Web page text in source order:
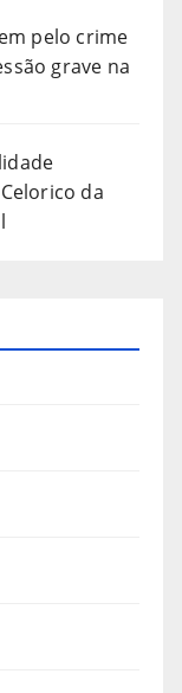
pelo crime
grave na
da